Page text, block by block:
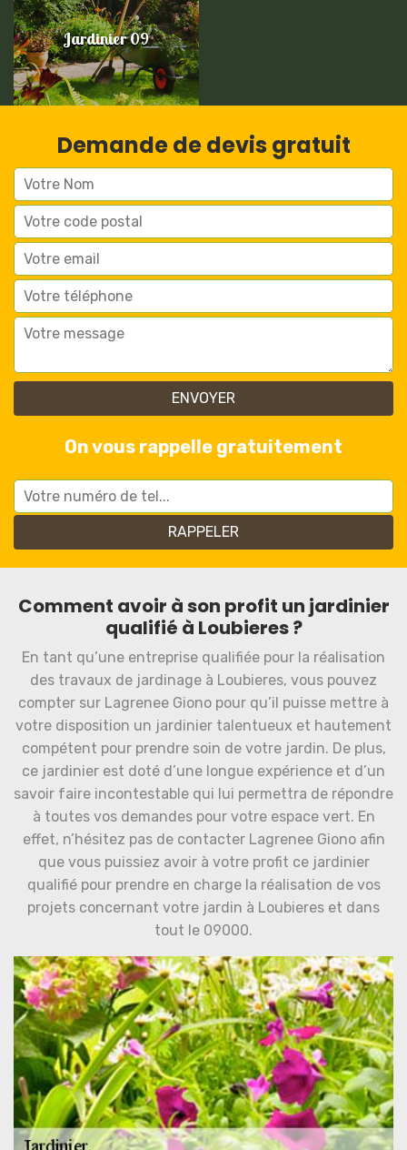
Jardinier 09
Demande de devis gratuit
On vous rappelle gratuitement
Comment avoir à son profit un jardinier
qualifié à Loubieres ?
En tant qu’une entreprise qualifiée pour la réalisation
des travaux de jardinage à Loubieres, vous pouvez
compter sur Lagrenee Giono pour qu’il puisse mettre à
votre disposition un jardinier talentueux et hautement
compétent pour prendre soin de votre jardin. De plus,
ce jardinier est doté d’une longue expérience et d’un
savoir faire incontestable qui lui permettra de répondre
à toutes vos demandes pour votre espace vert. En
effet, n’hésitez pas de contacter Lagrenee Giono afin
que vous puissiez avoir à votre profit ce jardinier
qualifié pour prendre en charge la réalisation de vos
projets concernant votre jardin à Loubieres et dans
tout le 09000.